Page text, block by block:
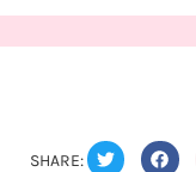
SHARE: